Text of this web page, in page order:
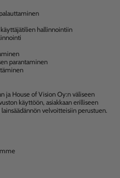
hallinnointiin
parantaminen
ja House of Vision Oy:n väliseen
käyttöön, asiakkaan erilliseen
velvoitteisiin perustuen.